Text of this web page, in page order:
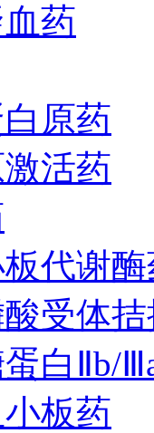
药
原药
活药
代谢
受体
白Ⅱb/
板药